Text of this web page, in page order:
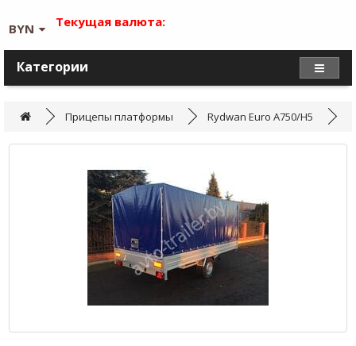
Текущая валюта:
BYN
Категории
Прицепы платформы Rydwan Euro A750/H5